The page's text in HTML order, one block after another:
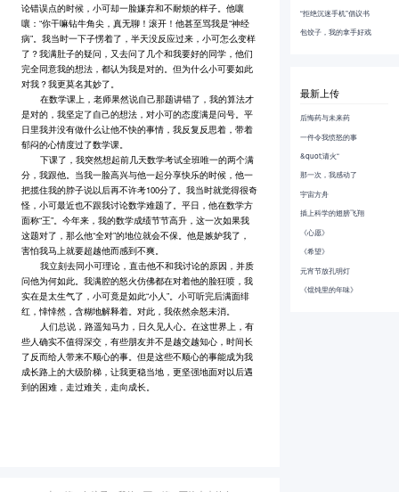
论错误点的时候，小可却一脸嫌弃和不耐烦的样子。他嚷
嚷：“你干嘛钻牛角尖，真无聊！滚开！他甚至骂我是“神经
病”。我当时一下子愣着了，半天没反应过来，小可怎么变样
了？我满肚子的疑问，又去问了几个和我要好的同学，他们
完全同意我的想法，都认为我是对的。但为什么小可要如此
对我？我更莫名其妙了。
在数学课上，老师果然说自己那题讲错了，我的算法才
是对的，我坚定了自己的想法，对小可的态度满是问号。平
日里我并没有做什么让他不快的事情，我反复反思着，带着
郁闷的心情度过了数学课。
下课了，我突然想起前几天数学考试全班唯一的两个满
分，我跟他。当我一脸高兴与他一起分享快乐的时候，他一
把揽住我的脖子说以后再不许考100分了。我当时就觉得很奇
怪，小可最近也不跟我讨论数学难题了。平日，他在数学方
面称“王”。今年来，我的数学成绩节节高升，这一次如果我
这题对了，那么他“全对”的地位就会不保。他是嫉妒我了，
害怕我马上就要超越他而感到不爽。
我立刻去同小可理论，直击他不和我讨论的原因，并质
问他为何如此。我满腔的怒火仿佛都在对着他的脸狂喷，我
实在是太生气了，小可竟是如此“小人”。小可听完后满面绯
红，悻悻然，含糊地解释着。对此，我依然余怒未消。
人们总说，路遥知马力，日久见人心。在这世界上，有
些人确实不值得深交，有些朋友并不是越交越知心，时间长
了反而给人带来不顺心的事。但是这些不顺心的事能成为我
成长路上的大级阶梯，让我更稳当地，更坚强地面对以后遇
到的困难，走过难关，走向成长。
“拒绝沉迷手机”倡议书
包饺子，我的拿手好戏
最新上传
后悔药与未来药
一件令我愤怒的事
&quot;请火“
那一次，我感动了
宇宙方舟
插上科学的翅膀飞翔
《心愿》
《希望》
元宵节放孔明灯
《馄饨里的年味》